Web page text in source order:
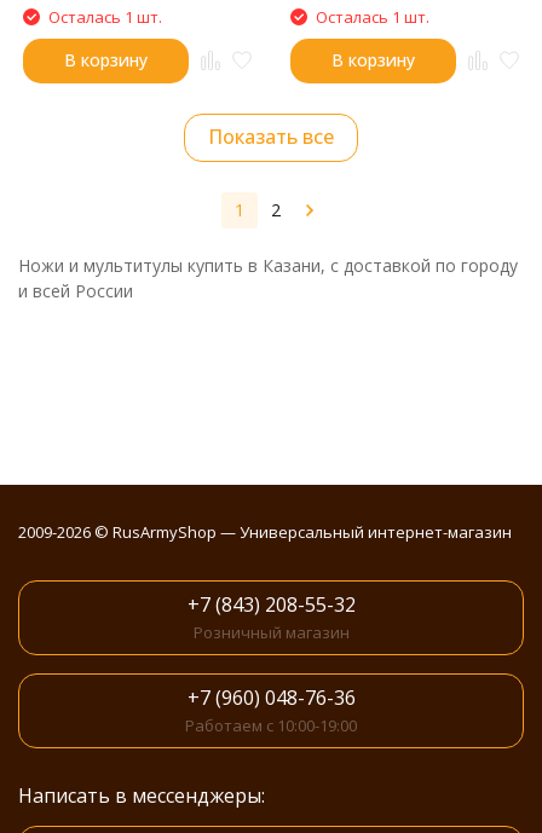
Осталась 1 шт.
В корзину
Осталась 1 шт.
В корзину
Показать все
1 2
Ножи и мультитулы купить в Казани, с доставкой по городу
и всей России
2009-2026 © RusArmyShop — Универсальный интернет-магазин
+7 (843) 208-55-32
Розничный магазин
+7 (960) 048-76-36
Работаем с 10:00-19:00
Написать в мессенджеры: